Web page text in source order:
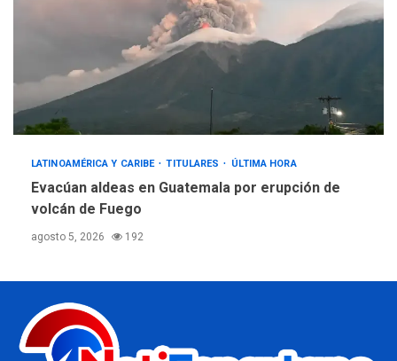
LATINOAMÉRICA Y CARIBE TITULARES ÚLTIMA HORA
Evacúan aldeas en Guatemala por erupción de
volcán de Fuego
agosto 5, 2026 192